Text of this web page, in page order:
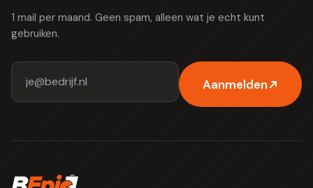
1 mail per maand. Geen spam, alleen wat je echt kunt
gebruiken.
Aanmelden